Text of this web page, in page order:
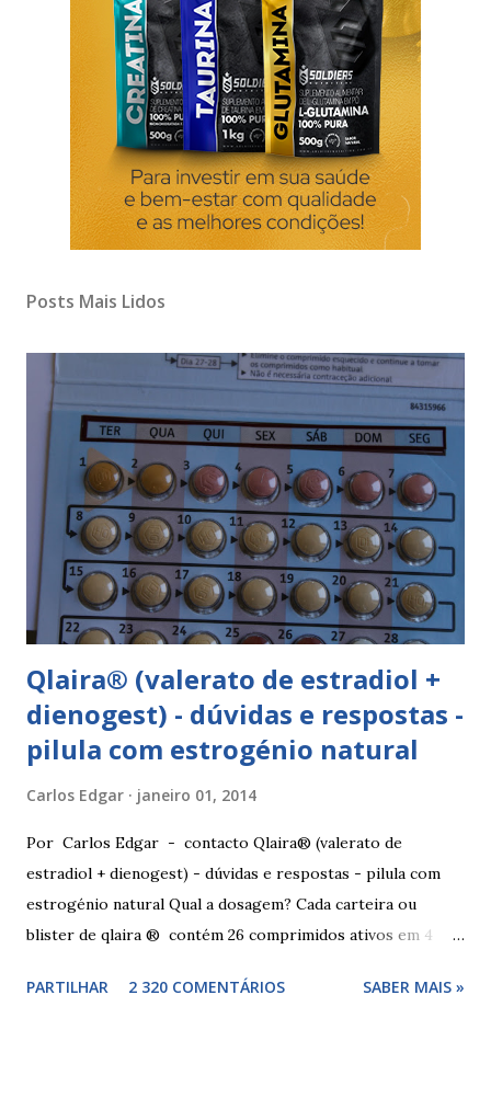
Posts Mais Lidos
Qlaira® (valerato de estradiol +
dienogest) - dúvidas e respostas -
pilula com estrogénio natural
Carlos Edgar janeiro 01, 2014
Por Carlos Edgar - contacto Qlaira® (valerato de
estradiol + dienogest) - dúvidas e respostas - pilula com
estrogénio natural Qual a dosagem? Cada carteira ou
blister de qlaira ® contém 26 comprimidos ativos em 4
comprimidos inativos brancos na linha 4. Dosagem
PARTILHAR 2 320 COMENTÁRIOS SABER MAIS »